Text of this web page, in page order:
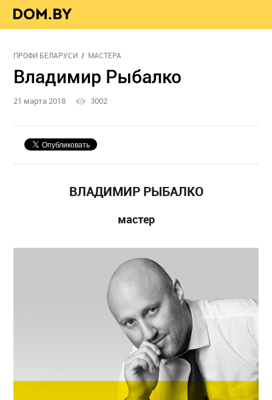
ПРОФИ БЕЛАРУСИ МАСТЕРА
Владимир Рыбалко
21 марта 2018 3002
ВЛАДИМИР РЫБАЛКО
мастер